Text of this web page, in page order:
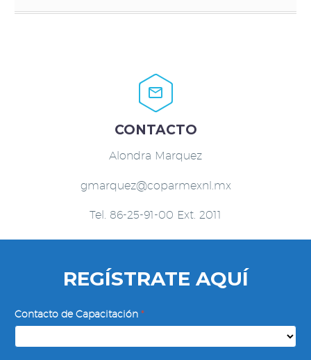


CONTACTO
Alondra Marquez
gmarquez@coparmexnl.mx
Tel. 86-25-91-00 Ext. 2011
REGÍSTRATE AQUÍ
Desarrollo
de
Competencias
Contacto de Capacitación *